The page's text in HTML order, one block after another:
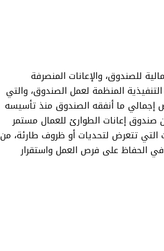
للصندوق، والإعانات المنصرفة
المنظمة لعمل الصندوق، والتي
إجمالي ما أنفقه الصندوق منذ تأسيسه
إعانات الطوارئ للعمال مستمر
تتعرض لتحديات أو ظروف طارئة، من
في الحفاظ على فرص العمل واستقرار